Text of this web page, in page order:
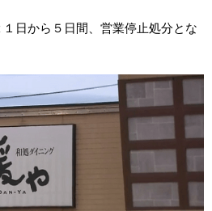
日から５日間、営業停止処分とな